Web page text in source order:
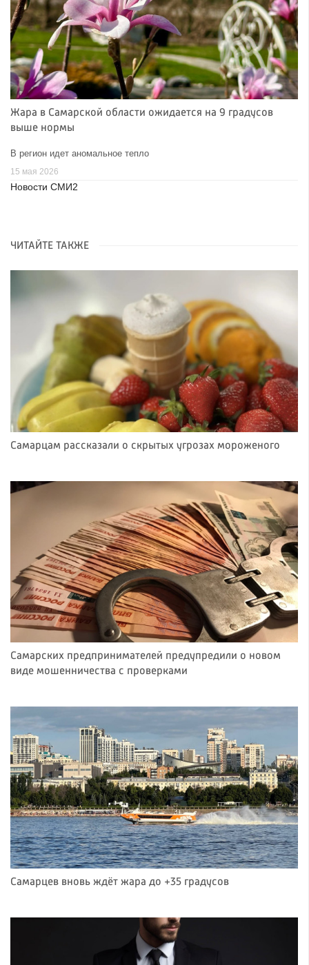
Жара в Самарской области ожидается на 9 градусов
выше нормы
В регион идет аномальное тепло
15 мая 2026
Новости СМИ2
ЧИТАЙТЕ ТАКЖЕ
Самарцам рассказали о скрытых угрозах мороженого
Самарских предпринимателей предупредили о новом
виде мошенничества с проверками
Самарцев вновь ждёт жара до +35 градусов